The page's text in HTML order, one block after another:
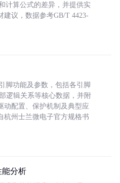
计算公式的差异，并提供实
建议，数据参考GB/T 4423-
脚功能及参数，包括各引脚
逻辑关系等核心数据，并附
动配置、保护机制及典型应
杭州士兰微电子官方规格书
能分析